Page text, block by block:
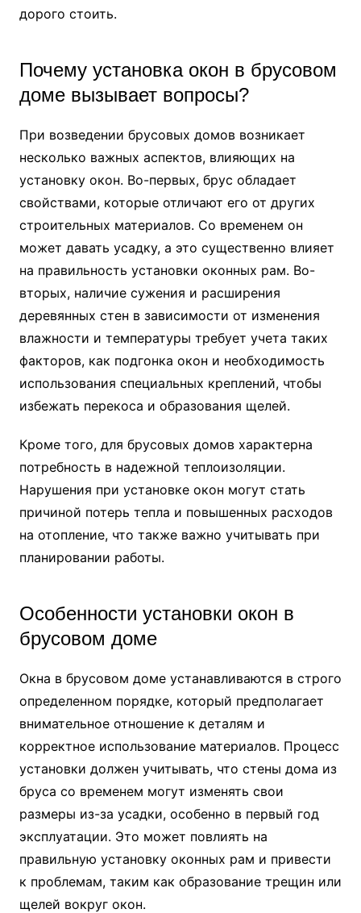
дорого стоить.
Почему установка окон в брусовом
доме вызывает вопросы?
При возведении брусовых домов возникает
несколько важных аспектов, влияющих на
установку окон. Во-первых, брус обладает
свойствами, которые отличают его от других
строительных материалов. Со временем он
может давать усадку, а это существенно влияет
на правильность установки оконных рам. Во-
вторых, наличие сужения и расширения
деревянных стен в зависимости от изменения
влажности и температуры требует учета таких
факторов, как подгонка окон и необходимость
использования специальных креплений, чтобы
избежать перекоса и образования щелей.
Кроме того, для брусовых домов характерна
потребность в надежной теплоизоляции.
Нарушения при установке окон могут стать
причиной потерь тепла и повышенных расходов
на отопление, что также важно учитывать при
планировании работы.
Особенности установки окон в
брусовом доме
Окна в брусовом доме устанавливаются в строго
определенном порядке, который предполагает
внимательное отношение к деталям и
корректное использование материалов. Процесс
установки должен учитывать, что стены дома из
бруса со временем могут изменять свои
размеры из-за усадки, особенно в первый год
эксплуатации. Это может повлиять на
правильную установку оконных рам и привести
к проблемам, таким как образование трещин или
щелей вокруг окон.